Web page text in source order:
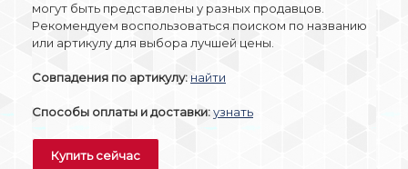
могут быть представлены у разных продавцов.
Рекомендуем воспользоваться поиском по названию
или артикулу для выбора лучшей цены.
Совпадения по артикулу: найти
Способы оплаты и доставки:узнать
Купить сейчас